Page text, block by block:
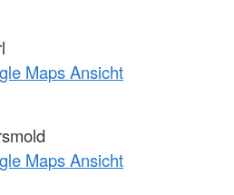
Maps Ansicht
Maps Ansicht